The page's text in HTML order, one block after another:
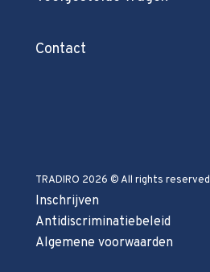
Contact
TRADIRO 2026 © All rights reserved
Inschrijven
Antidiscriminatiebeleid
Algemene voorwaarden